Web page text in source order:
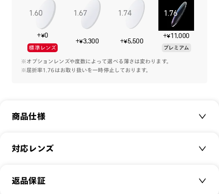
JINSとアウトドアブランドSnow Peakのコラボレーション
JINS Switch Flip Up。
”日本のアウトドアシーンにもっとサングラスを普及させたい”
そんな想いのもと、アウトドアに最適な機能とデザインを追求
したアイウエアを開発しました。
る機能を詰め込んだ一本。
更に機能的になったFlip Upタイプです。
れられるサコッシュタイプのオリジナルケースと、「Snow
+¥0
標準レンズ
+¥3,300 +¥5,500
+¥11,000
プレミアム
※オプションレンズや度数によって選べる薄さは変わります。
※屈折率1.76はお取り扱いを一時停止しております。
商品仕様
商品名：
サイズ：
対応レンズ
クリアレンズ（常用・老眼鏡用）
返品保証